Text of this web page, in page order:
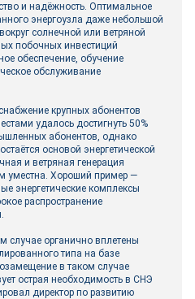
и надёжность. Оптимальное
энергоузла даже небольшой
солнечной или ветряной
побочных инвестиций
обеспечение, обучение
обслуживание
крупных абонентов
удалось достигнуть 50%
абонентов, однако
основой энергетической
и ветряная генерация
уместна. Хороший пример —
энергетические комплексы
распространение
органично вплетены
типа на базе
в таком случае
острая необходимость в СНЭ
директор по развитию